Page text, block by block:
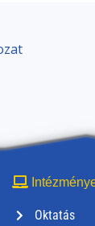
Oktatás